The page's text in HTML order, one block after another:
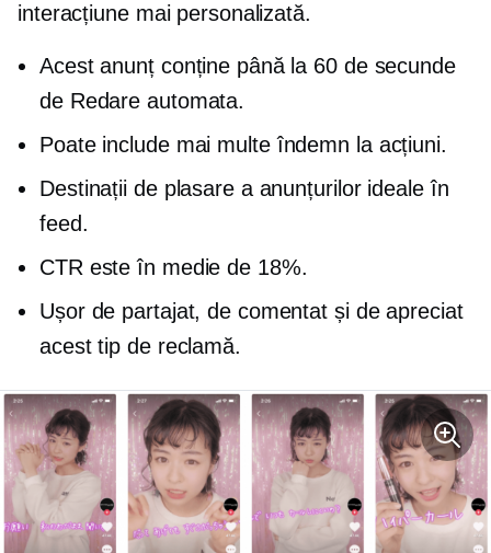
interacțiune mai personalizată.
Acest anunț conține până la 60 de secunde
de Redare automata.
Poate include mai multeîndemn la acțiuni.
Destinații de plasare a anunțurilor ideale în
feed.
CTR este în medie de 18%.
Ușor de partajat, de comentat și de apreciat
acest tip de reclamă.